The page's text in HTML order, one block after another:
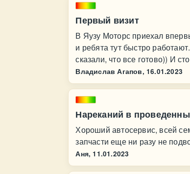
Первый визит
В Яузу Моторс приехал
и ребята тут быстро
сказали, что все готово)) И
Владислав Агапов, 16.01.2023
Нареканий в
Хороший автосервис, всей
запчасти еще ни разу не
Аня, 11.01.2023